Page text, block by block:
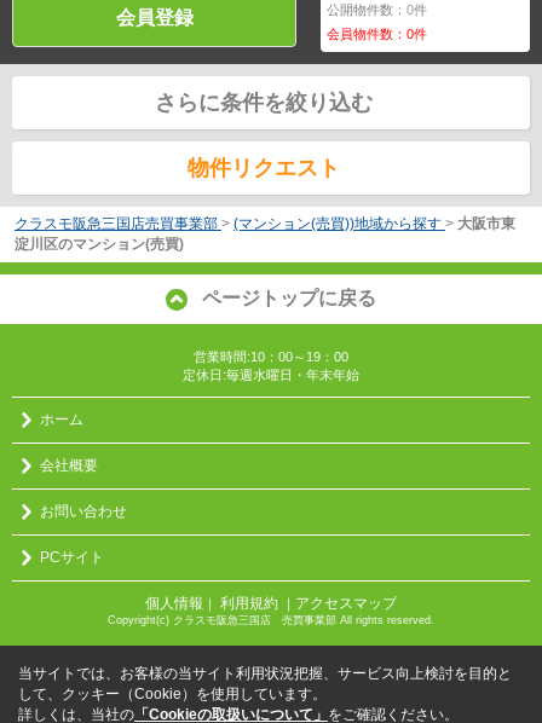
会員登録 公開物件数：0件
会員物件数：0件
さらに条件を絞り込む
物件リクエスト
クラスモ阪急三国店売買事業部 > (マンション(売買))地域から探す > 大阪市東
淀川区のマンション(売買)
ページトップに戻る
営業時間:10：00～19：00
定休日:毎週水曜日・年末年始
ホーム
会社概要
お問い合わせ
PCサイト
個人情報 ｜ 利用規約 ｜ アクセスマップ
Copyright(c) クラスモ阪急三国店 売買事業部 All rights reserved.
当サイトでは、お客様の当サイト利用状況把握、サービス向上検討を目的と
して、クッキー（Cookie）を使用しています。
詳しくは、当社の 「Cookieの取扱いについて」 をご確認ください。